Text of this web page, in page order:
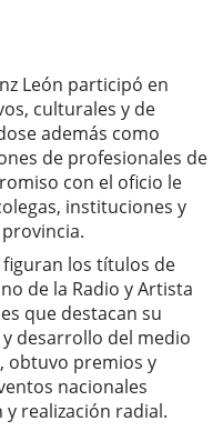
León participó en
culturales y de
además como
de profesionales de
con el oficio le
instituciones y
los títulos de
de la Radio y Artista
que destacan su
desarrollo del medio
obtuvo premios y
nacionales
realización radial.